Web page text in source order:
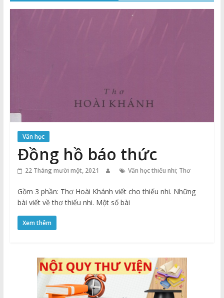
Thuận
Văn học
Đồng hồ báo thức
22 Tháng mười một, 2021 Văn học thiếu nhi; Thơ
Gồm 3 phần: Thơ Hoài Khánh viết cho thiếu nhi. Những
bài viết về thơ thiếu nhi. Một số bài
Xem thêm